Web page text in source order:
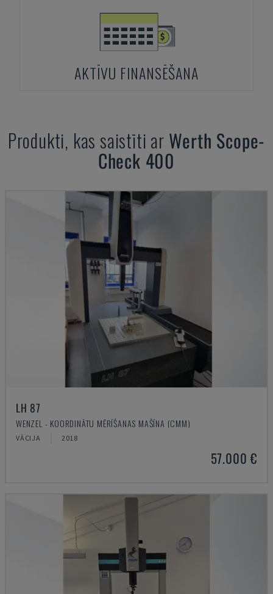
AKTĪVU FINANSĒŠANA
Produkti, kas saistīti ar Werth Scope-
Check 400
LH 87
WENZEL - KOORDINĀTU MĒRĪŠANAS MAŠĪNA (CMM)
VĀCIJA 2018
57.000 €